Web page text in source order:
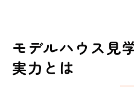
モデルハウス見
実力とは